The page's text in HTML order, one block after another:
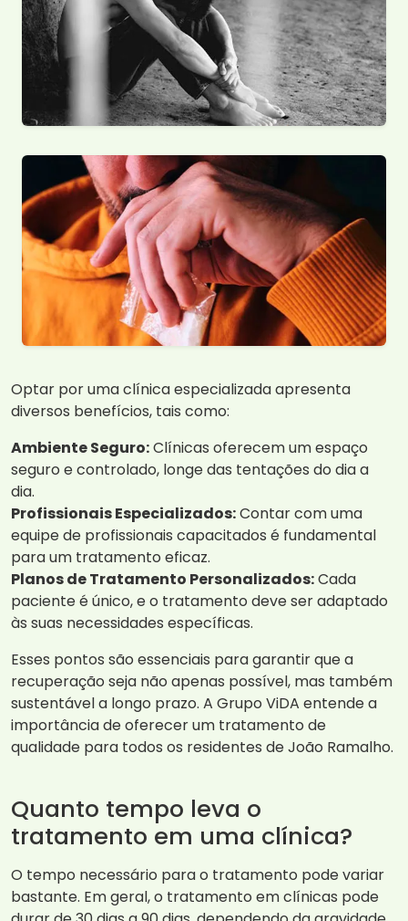
Optar por uma clínica especializada apresenta
diversos benefícios, tais como:
Ambiente Seguro:Clínicas oferecem um espaço
seguro e controlado, longe das tentações do dia a
dia.
Profissionais Especializados:Contar com uma
equipe de profissionais capacitados é fundamental
para um tratamento eficaz.
Planos de Tratamento Personalizados:Cada
paciente é único, e o tratamento deve ser adaptado
às suas necessidades específicas.
Esses pontos são essenciais para garantir que a
recuperação seja não apenas possível, mas também
sustentável a longo prazo. A Grupo ViDA entende a
importância de oferecer um tratamento de
qualidade para todos os residentes de João Ramalho.
Quanto tempo leva o
tratamento em uma clínica?
O tempo necessário para o tratamento pode variar
bastante. Em geral, o tratamento em clínicas pode